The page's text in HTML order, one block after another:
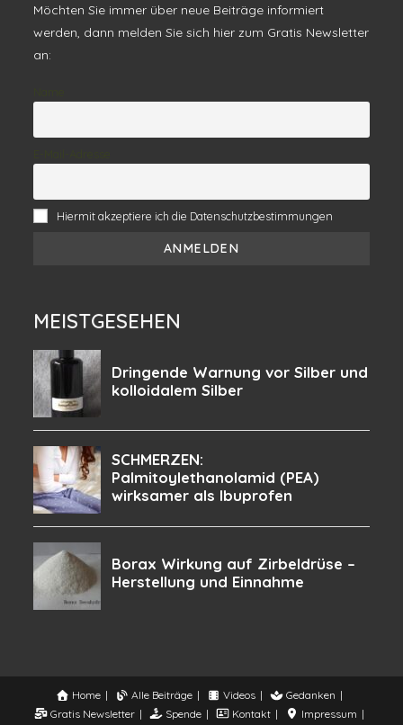
Möchten Sie immer über neue Beiträge informiert
werden, dann melden Sie sich hier zum Gratis Newsletter
an:
Hiermit akzeptiere ich die Datenschutzbestimmungen
MEISTGESEHEN
Home Alle Beiträge Videos
Gedanken
Gratis Newsletter
Spende Kontakt Impressum